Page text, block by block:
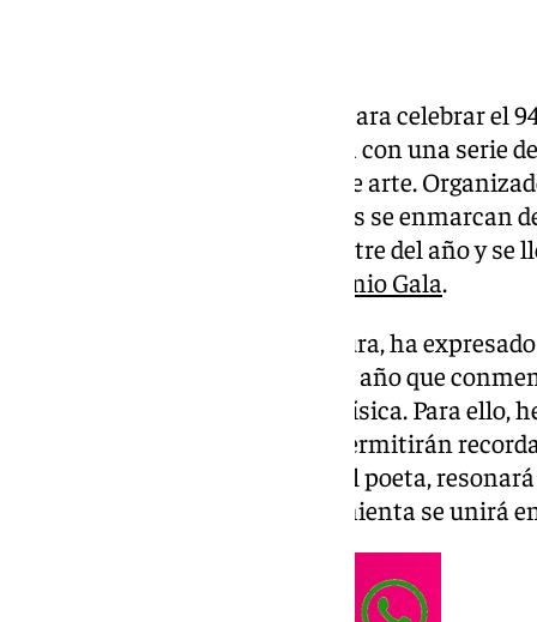
Alhaurín el Grande se prepara para celebrar el
aclamado escritor Antonio Gala con una serie
tributo emotivo, alegre y lleno de arte.
del Ayuntamiento, estos eventos se enmarcan
culturales del último cuatrimestre del año y se
Casa Museo Antonio Gala.
Luis Guerrero, concejal de Cultura, ha
celebración: “Este es el segundo año que
Antonio Gala sin su presencia física. Para ello,
musicales y poéticos que nos permitirán
de Clara Montes, la preferida del poeta,
creatividad de Ruibal y Díaz Pimienta se unirá